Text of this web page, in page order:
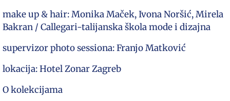
make up & hair: Monika Maček, Ivona Noršić, Mirela
Bakran / Callegari-talijanska škola mode i dizajna
supervizor photo sessiona: Franjo Matković
lokacija: Hotel Zonar Zagreb
O kolekcijama